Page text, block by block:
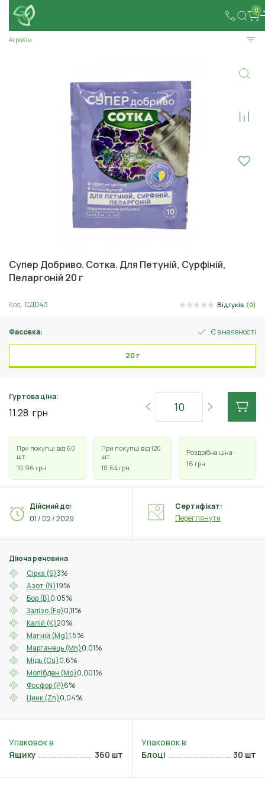
0
АгроХім
Супер Добриво. Сотка. Для Петуній, Сурфіній,
Пеларгоній 20 г
Код: СД043 Відгуків (0)
Фасовка: Є в наявності
20 г
Гуртова ціна:
11.28 грн
При покупці від 60
шт:
10.96 грн
При покупці від 120
шт:
10.64 грн
Роздрібна ціна:
16 грн
Діюча речовина
Сірка (S)3%
Азот (N)19%
Бор (B) 0.05%
Залізо (Fe) 0,11%
Калій (K)20%
Магній (Mg)1,5%
Марганець (Mn) 0,01%
Мідь (Cu) 0,6%
Молібден (Mo) 0,001%
Фосфор (P) 6%
Цинк (Zn) 0,04%
Дійсний до:
01 / 02 / 2029
Сертифікат:
Переглянути
Ящику 360 шт Блоці 30 шт